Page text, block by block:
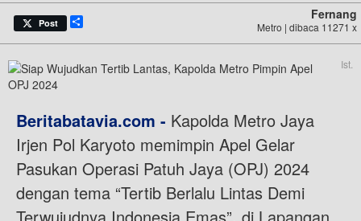
Post
Fernang
Metro | dibaca 11271 x
Ist.
Beritabatavia.com - Kapolda Metro Jaya
Irjen Pol Karyoto memimpin Apel Gelar
Pasukan Operasi Patuh Jaya (OPJ) 2024
dengan tema “Tertib Berlalu Lintas Demi